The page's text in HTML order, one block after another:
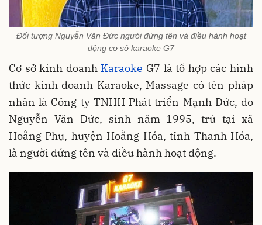
Đối tượng Nguyễn Văn Đức người đứng tên và điều hành hoạt
động cơ sở karaoke G7
Cơ sở kinh doanh Karaoke G7 là tổ hợp các hình
thức kinh doanh Karaoke, Massage có tên pháp
nhân là Công ty TNHH Phát triển Mạnh Đức, do
Nguyễn Văn Đức, sinh năm 1995, trú tại xã
Hoằng Phụ, huyện Hoằng Hóa, tỉnh Thanh Hóa,
là người đứng tên và điều hành hoạt động.